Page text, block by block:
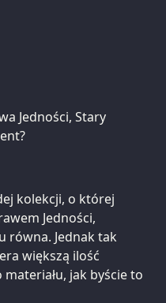
Jedności, Stary
kolekcji, o której
Jedności,
równa. Jednak tak
większą ilość
jak byście to